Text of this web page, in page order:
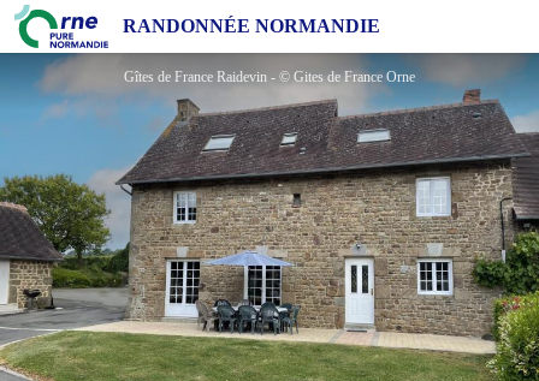
RANDONNÉE NORMANDIE
Gîtes de France Raidevin
Gîtes de France Raidevin - © Gites de France Orne